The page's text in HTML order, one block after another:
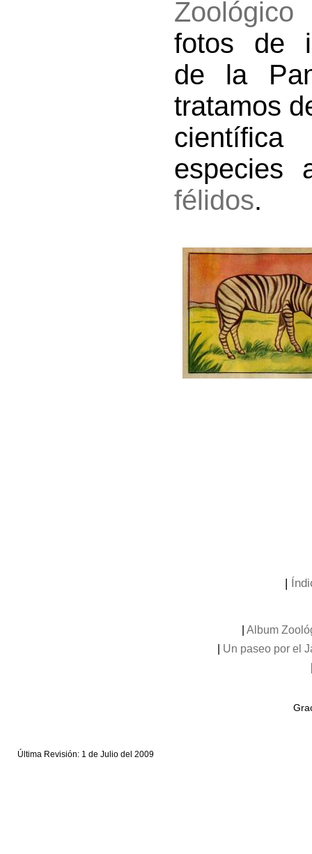
Zoológico
fotos de
de la
tratamos
especies
félidos.
|
Album
Un paseo por el
Última Revisión: 1 de Julio del 2009